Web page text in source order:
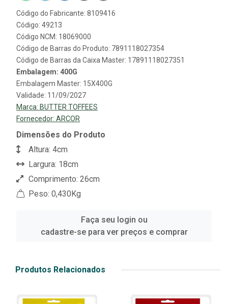
Código do Fabricante: 8109416
Código: 49213
Código NCM: 18069000
Código de Barras do Produto: 7891118027354
Código de Barras da Caixa Master: 17891118027351
Embalagem: 400G
Embalagem Master: 15X400G
Validade: 11/09/2027
Marca: BUTTER TOFFEES
Fornecedor: ARCOR
Dimensões do Produto
Altura: 4cm
Largura: 18cm
Comprimento: 26cm
Peso: 0,430Kg
Faça seu login ou
cadastre-se para ver preços e comprar
Produtos Relacionados